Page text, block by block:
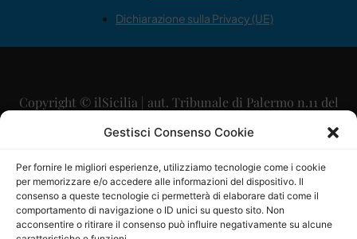
Gestisci Consenso Cookie
Per fornire le migliori esperienze, utilizziamo tecnologie come i cookie
per memorizzare e/o accedere alle informazioni del dispositivo. Il
consenso a queste tecnologie ci permetterà di elaborare dati come il
comportamento di navigazione o ID unici su questo sito. Non
acconsentire o ritirare il consenso può influire negativamente su alcune
Dichiarazione sulla Privacy (UE)
Copyright © ilSicilia | aut. Tribunale di Palermo n.11 del
29/09/2015
Direttore Editoriale: Maurizio Scaglione
Direttore Responsabile: Maria Calabrese